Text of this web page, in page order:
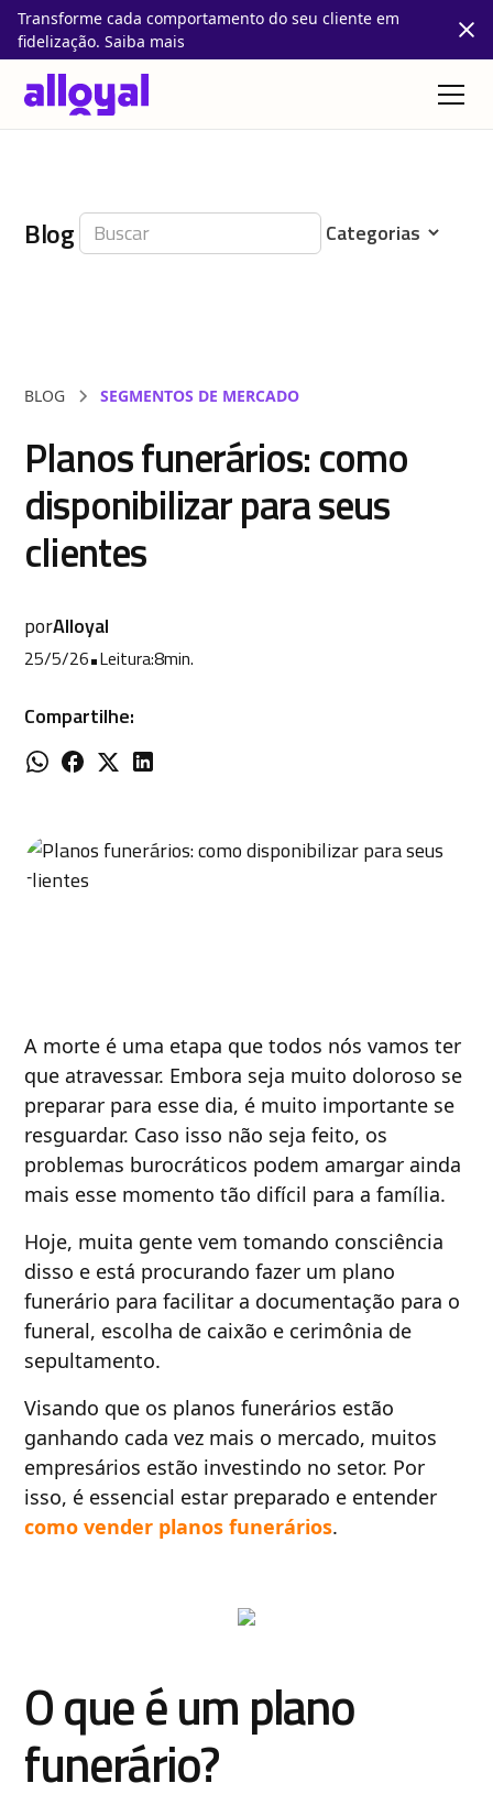
Transforme cada comportamento do seu cliente em
fidelização. Saiba mais
Blog
BLOG SEGMENTOS DE MERCADO
Planos funerários: como
disponibilizar para seus
clientes
porAlloyal
25/5/26•Leitura:8min.
Compartilhe:
A morte é uma etapa que todos nós vamos ter
que atravessar. Embora seja muito doloroso se
preparar para esse dia, é muito importante se
resguardar. Caso isso não seja feito, os
problemas burocráticos podem amargar ainda
mais esse momento tão difícil para a família.
Hoje, muita gente vem tomando consciência
disso e está procurando fazer um plano
funerário para facilitar a documentação para o
funeral, escolha de caixão e cerimônia de
sepultamento.
Visando que os planos funerários estão
ganhando cada vez mais o mercado, muitos
empresários estão investindo no setor. Por
isso, é essencial estar preparado e entender
como vender planos funerários.
O que é um plano
funerário?